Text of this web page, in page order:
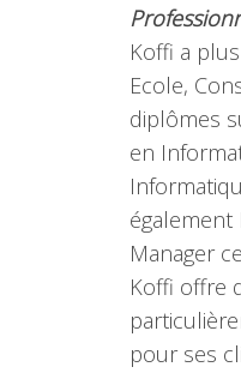
Koffi a
Ecole,
diplômes
en
également
Manager
Koffi offre
pour ses